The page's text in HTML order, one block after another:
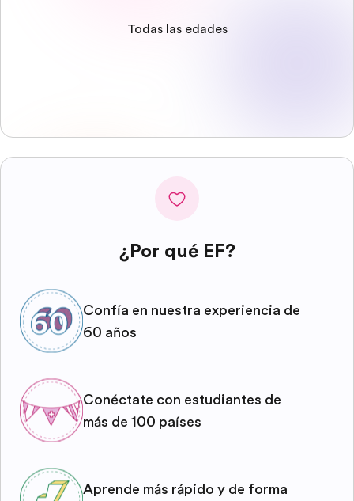
Todas las edades
¿Por qué EF?
Confía en nuestra experiencia de
60 años
Conéctate con estudiantes de
más de 100 países
Aprende más rápido y de forma